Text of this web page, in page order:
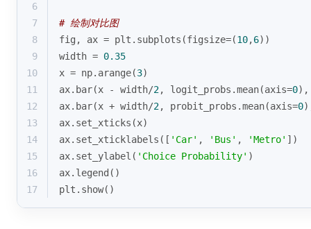
6
7
# 绘制对比图
8
fig, ax = plt.subplots(figsize=(10,6))
9
width = 0.35
10
x = np.arange(3)
11
ax.bar(x - width/2, logit_probs.mean(axis=0),
12
ax.bar(x + width/2, probit_probs.mean(axis=0
13
ax.set_xticks(x)
14
ax.set_xticklabels([ 'Car' , 'Bus' , 'Metro' ])
15
ax.set_ylabel( 'Choice Probability' )
16
ax.legend()
17
plt.show()